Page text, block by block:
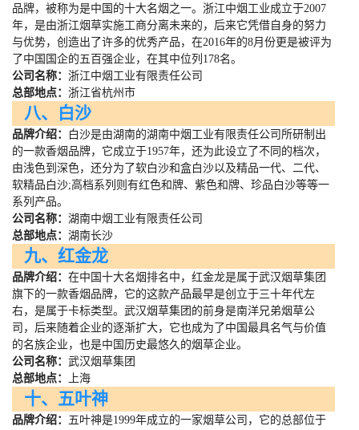
品牌，被称为是中国的十大名烟之一。浙江中烟工业成立于2007
年，是由浙江烟草实施工商分离未来的，后来它凭借自身的努力
与优势，创造出了许多的优秀产品，在2016年的8月份更是被评为
了中国国企的五百强企业，在其中位列 178名。
公司名称： 浙江中烟工业有限责任公司
总部地点： 浙江省杭州市
八、白沙
品牌介绍：
白沙是由湖南的湖南中烟工业有限责任公司所研制出
的一款香烟品牌，它成立于1957年，还为此设立了不同的档次，
由浅色到深色，还分为了软白沙和盒白沙以及精品一代、二代、
软精品白沙;高档系列则有红色和牌、紫色和牌、珍品白沙等等一
系列产品。
公司名称： 湖南中烟工业有限责任公司
总部地点： 湖南长沙
九、红金龙
品牌介绍： 在中国十大名烟排名中，红金龙是属于武汉烟草集团
旗下的一款香烟品牌，它的这款产品最早是创立于三十年代左
右，是属于卡标类型。武汉烟草集团的前身是南洋兄弟烟草公
司，后来随着企业的逐渐扩大，它也成为了中国最具名气与价值
的名族企业，也是中国历史最悠久的烟草企业。
公司名称： 武汉烟草集团
总部地点：
上海
十、五叶神
品牌介绍： 五叶神是1999年成立的一家烟草公司，它的总部位于